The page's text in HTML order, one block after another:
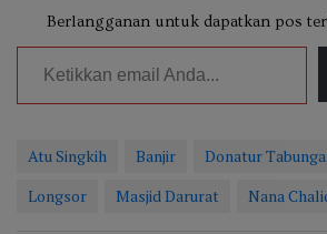
Berlangganan untuk dapatkan pos
Ketikkan email Anda...
Atu Singkih Banjir
Donatur
Longsor
Masjid Darurat Nana